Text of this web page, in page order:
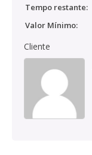
Tempo restante:
Valor Mínimo:
Cliente